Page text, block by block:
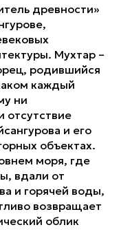
древности»
Мухтар –
родившийся
каждый
ни
отсутствие
и его
объектах.
моря, где
вдали от
и горячей воды,
возвращает
облик